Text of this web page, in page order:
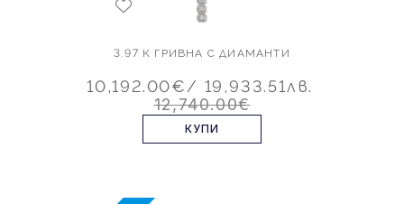
3.97 K ГРИВНА С ДИАМАНТИ
10,192.00€/ 19,933.51лв.
12,740.00€
КУПИ